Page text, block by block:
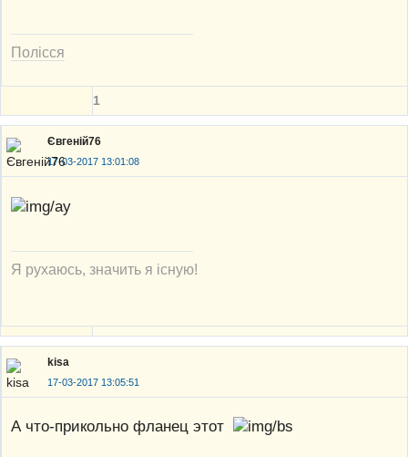
Полісся
1
Євгеній76
17-03-2017 13:01:08
Я рухаюсь, значить я існую!
kisa
17-03-2017 13:05:51
А что-прикольно фланец этот